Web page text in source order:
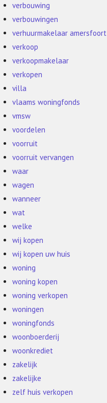
verbouwing
verbouwingen
verhuurmakelaar amersfoort
verkoop
verkoopmakelaar
verkopen
villa
vlaams woningfonds
vmsw
voordelen
voorruit
voorruit vervangen
waar
wagen
wanneer
wat
welke
wij kopen
wij kopen uw huis
woning
woning kopen
woning verkopen
woningen
woningfonds
woonboerderij
woonkrediet
zakelijk
zakelijke
zelf huis verkopen